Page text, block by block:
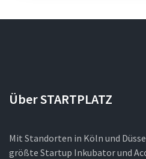
Über STARTPLATZ
Mit Standorten in Köln und
größte Startup Inkubator und